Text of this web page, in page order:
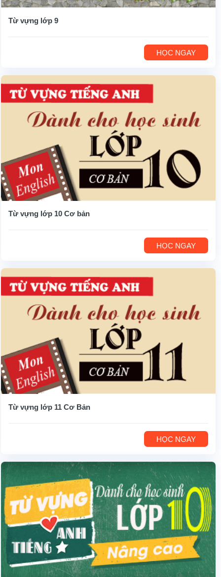
Từ vựng lớp 9
HỌC NGAY
Từ vựng lớp 10 Cơ bản
HỌC NGAY
Từ vựng lớp 11 Cơ Bản
HỌC NGAY